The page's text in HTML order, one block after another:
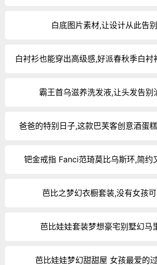
白底图片素材,让设计从此告
白衬衫也能穿出高级感,好派春秋季白衬
霸王首乌滋养洗发液,让头发告别
爸爸的特别日子,这款巴芙客创意酒蛋
钯金戒指 Fanci范琦莫比乌斯环,简约
芭比之梦幻衣橱套装,没有女孩
芭比娃娃套装梦想豪宅别墅幻马
芭比娃娃梦幻甜甜屋 女孩最爱的